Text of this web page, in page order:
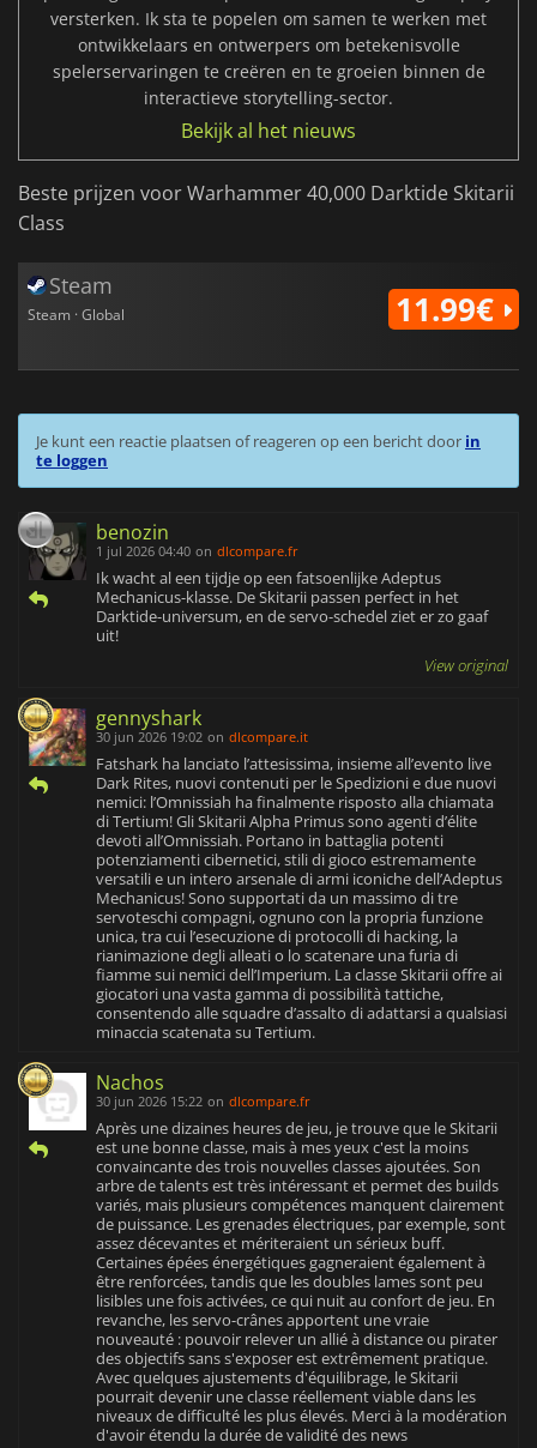
versterken. Ik sta te popelen om samen te werken met
ontwikkelaars en ontwerpers om betekenisvolle
spelerservaringen te creëren en te groeien binnen de
interactieve storytelling-sector.
Bekijk al het nieuws
Beste prijzen voor Warhammer 40,000 Darktide Skitarii
Class
Steam
Steam · Global 11.99€
Je kunt een reactie plaatsen of reageren op een bericht door in
te loggen
benozin
1 jul 2026 04:40 on dlcompare.fr
Ik wacht al een tijdje op een fatsoenlijke Adeptus
Mechanicus-klasse. De Skitarii passen perfect in het
Darktide-universum, en de servo-schedel ziet er zo gaaf
uit!
View original
gennyshark
30 jun 2026 19:02 on dlcompare.it
Fatshark ha lanciato l’attesissima, insieme all’evento live
Dark Rites, nuovi contenuti per le Spedizioni e due nuovi
nemici: l’Omnissiah ha finalmente risposto alla chiamata
di Tertium! Gli Skitarii Alpha Primus sono agenti d’élite
devoti all’Omnissiah. Portano in battaglia potenti
potenziamenti cibernetici, stili di gioco estremamente
versatili e un intero arsenale di armi iconiche dell’Adeptus
Mechanicus! Sono supportati da un massimo di tre
servoteschi compagni, ognuno con la propria funzione
unica, tra cui l’esecuzione di protocolli di hacking, la
rianimazione degli alleati o lo scatenare una furia di
fiamme sui nemici dell’Imperium. La classe Skitarii offre ai
giocatori una vasta gamma di possibilità tattiche,
consentendo alle squadre d’assalto di adattarsi a qualsiasi
minaccia scatenata su Tertium.
Nachos
30 jun 2026 15:22 on dlcompare.fr
Après une dizaines heures de jeu, je trouve que le Skitarii
est une bonne classe, mais à mes yeux c'est la moins
convaincante des trois nouvelles classes ajoutées. Son
arbre de talents est très intéressant et permet des builds
variés, mais plusieurs compétences manquent clairement
de puissance. Les grenades électriques, par exemple, sont
assez décevantes et mériteraient un sérieux buff.
Certaines épées énergétiques gagneraient également à
être renforcées, tandis que les doubles lames sont peu
lisibles une fois activées, ce qui nuit au confort de jeu. En
revanche, les servo-crânes apportent une vraie
nouveauté : pouvoir relever un allié à distance ou pirater
des objectifs sans s'exposer est extrêmement pratique.
Avec quelques ajustements d'équilibrage, le Skitarii
pourrait devenir une classe réellement viable dans les
niveaux de difficulté les plus élevés. Merci à la modération
d'avoir étendu la durée de validité des news